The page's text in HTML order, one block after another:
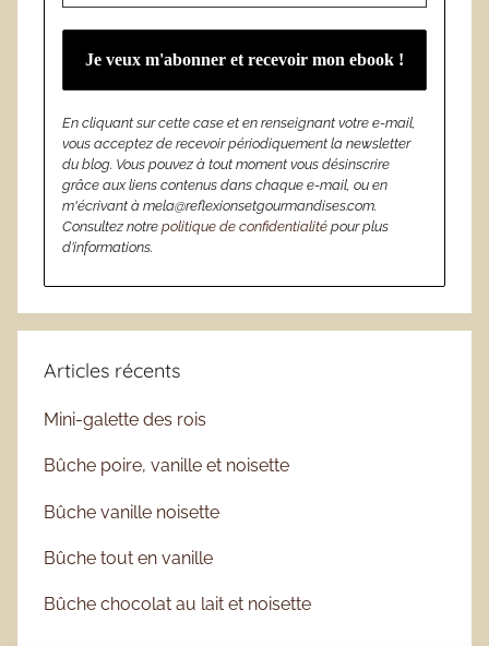
En cliquant sur cette case et en renseignant votre e-mail,
vous acceptez de recevoir périodiquement la newsletter
du blog. Vous pouvez à tout moment vous désinscrire
grâce aux liens contenus dans chaque e-mail, ou en
m'écrivant à mela@reflexionsetgourmandises.com.
Consultez notre politique de confidentialité pour plus
d’informations.
Articles récents
Mini-galette des rois
Bûche poire, vanille et noisette
Bûche vanille noisette
Bûche tout en vanille
Bûche chocolat au lait et noisette